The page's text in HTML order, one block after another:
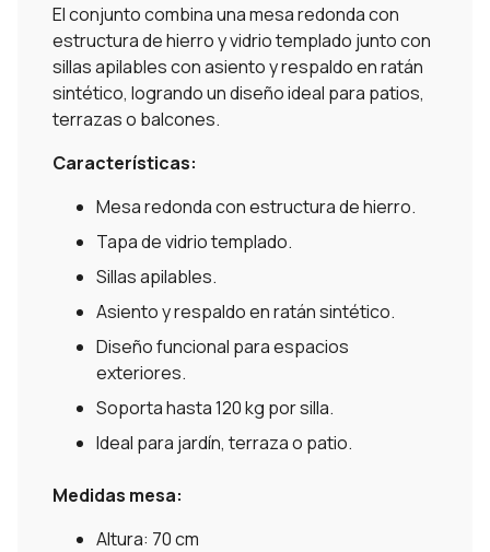
El conjunto combina una mesa redonda con
estructura de hierro y vidrio templado junto con
sillas apilables con asiento y respaldo en ratán
sintético, logrando un diseño ideal para patios,
terrazas o balcones.
Características:
Mesa redonda con estructura de hierro.
Tapa de vidrio templado.
Sillas apilables.
Asiento y respaldo en ratán sintético.
Diseño funcional para espacios
exteriores.
Soporta hasta 120 kg por silla.
Ideal para jardín, terraza o patio.
Medidas mesa:
Altura: 70 cm